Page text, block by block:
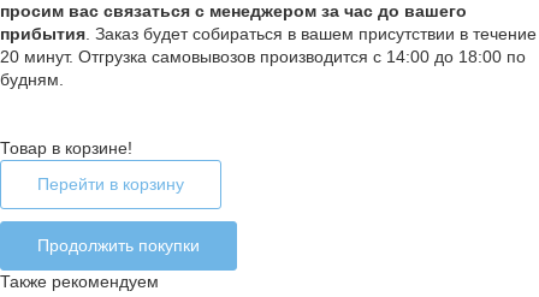
просим вас связаться с менеджером за час до вашего
прибытия . Заказ будет собираться в вашем присутствии в течение
20 минут. Отгрузка самовывозов производится с 14:00 до 18:00 по
будням.
Товар в корзине!
Перейти в корзину
Продолжить покупки
Также рекомендуем